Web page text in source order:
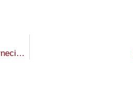
Seagri abre credenciamento para fornecimento de mudas de café e cacau no Acre